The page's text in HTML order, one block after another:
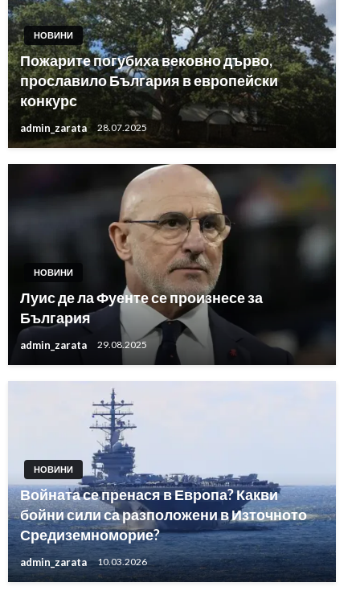
НОВИНИ
Пожарите погубиха вековно дърво,
прославило България в европейски
конкурс
admin_zarata 28.07.2025
НОВИНИ
Луис де ла Фуенте се произнесе за
България
admin_zarata 29.08.2025
НОВИНИ
Войната се пренася в Европа? Какви
бойни сили са разположени в Източното
Средиземноморие?
admin_zarata 10.03.2026